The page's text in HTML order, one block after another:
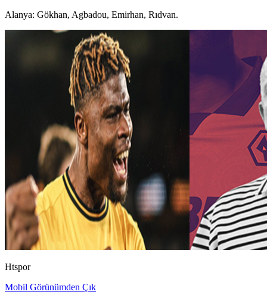
Alanya: Gökhan, Agbadou, Emirhan, Rıdvan.
Htspor
Mobil Görünümden Çık